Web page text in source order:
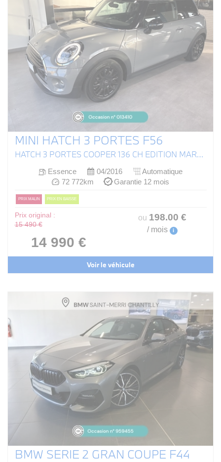
MINI HATCH 3 PORTES F56
HATCH 3 PORTES COOPER 136 CH EDITION MARYLEBONE A
Essence 04/2016
Automatique
72 772km
Garantie 12 mois
PRIX MALIN PRIX EN BAISSE
Prix original :
15 490 €
14 990 €
ou 198.00 €
/ mois i
Voir le véhicule
BMW SERIE 2 GRAN COUPE F44